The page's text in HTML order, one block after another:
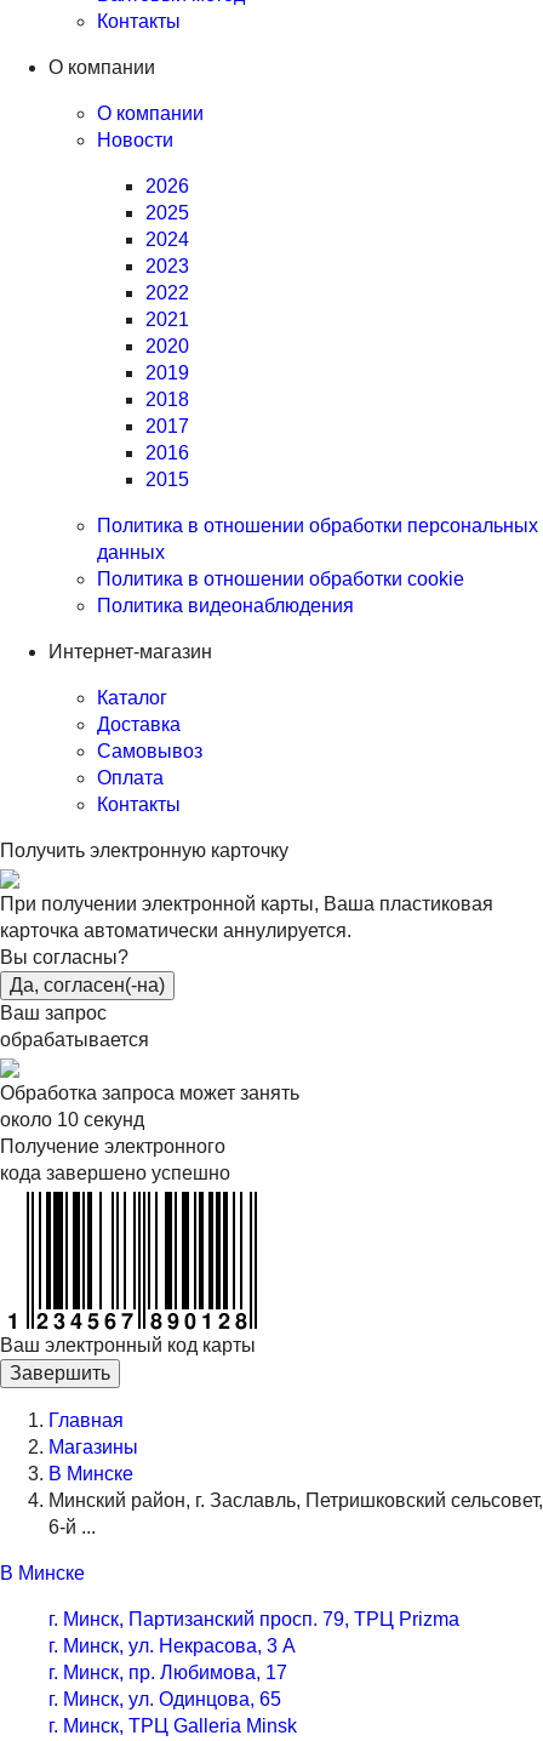
Контакты
О компании
О компании
Новости
2026
2025
2024
2023
2022
2021
2020
2019
2018
2017
2016
2015
Политика в отношении обработки персональных
данных
Политика в отношении обработки cookie
Политика видеонаблюдения
Интернет-магазин
Каталог
Доставка
Самовывоз
Оплата
Контакты
Получить электронную карточку
При получении электронной карты, Ваша пластиковая
карточка автоматически аннулируется.
Вы согласны?
Да, согласен(-на)
Ваш запрос
обрабатывается
Обработка запроса может занять
около 10 секунд
Получение электронного
кода завершено успешно
Ваш электронный код карты
Завершить
Главная
Магазины
В Минске
Минский район, г. Заславль, Петришковский сельсовет,
6-й ...
В Минске
г. Минск, Партизанский просп. 79, ТРЦ Prizma
г. Минск, ул. Некрасова, 3 А
г. Минск, пр. Любимова, 17
г. Минск, ул. Одинцова, 65
г. Минск, ТРЦ Galleria Minsk